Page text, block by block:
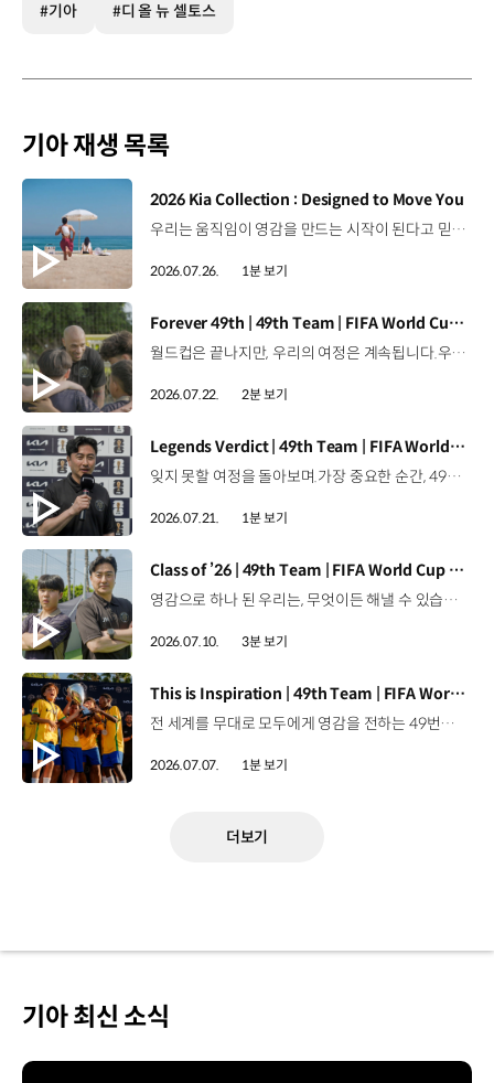
#기아 #디 올 뉴 셀토스
기아 재생 목록
[동영상]
2026 Kia Collection : Designed to Move You
우리는 움직임이 영감을 만드는 시작이 된다고 믿습니다. 기아만의 Movement로 당신의 일상에 영감을 더해줄 2026 Kia Collection을 만나보세요. Designed to move you. Kia Collection 자세히 보기 ▶ #Kia #기아 #KiaCollection #기아컬렉션 #Designedtomoveyou #lifestyle
2026.07.26. 1분 보기
[동영상]
Forever 49th | 49th Team | FIFA World Cup 2026™
월드컵은 끝나지만, 우리의 여정은 계속됩니다.우리는 영원한 49번째 팀입니다. 자세히 보기 ▶ #Kia #InspirationConnectsUsAll #49thTeam #OMBC #FIFAWorldCup2026 유튜브 쇼츠 보기 >
2026.07.22. 2분 보기
[동영상]
Legends Verdict | 49th Team | FIFA World Cup 2026™
잊지 못할 여정을 돌아보며.가장 중요한 순간, 49번째 팀이 공을 건네며 완벽하게 임무를 해낸 그 순간을 함께 돌아봅니다. 자세히 보기 ▶ #Kia #InspirationConnectsUsAll #49thTeam #OMBC #FIFAWorldCup2026 유튜브 쇼츠 보기 >
2026.07.21. 1분 보기
[동영상]
Class of ’26 | 49th Team | FIFA World Cup 2026™
영감으로 하나 된 우리는, 무엇이든 해낼 수 있습니다.세계 곳곳에서 모인 2026년의 주인공들이 FIFA 월드컵™ 오피셜 매치볼 캐리어로 꿈의 무대에 섰습니다. 자세히 보기 ▶ #Kia #InspirationConnectsUsAll #49thTeam #OMBC #FIFAWorldCup2026 유튜브 쇼츠 보기 >
2026.07.10. 3분 보기
[동영상]
This is Inspiration | 49th Team | FIFA World Cup 2026™
전 세계를 무대로 모두에게 영감을 전하는 49번째 팀.FIFA 월드컵 2026™을 향한 여정 속, 이제 사람들의 시선은 이 어린 스타들에게 향합니다. 자세히 보기 ▶ #Kia #InspirationConnectsUsAll #49thTeam #OMBC #FIFAWorldCup2026 유튜브 쇼츠 보기 >
2026.07.07. 1분 보기
더보기
기아 최신 소식